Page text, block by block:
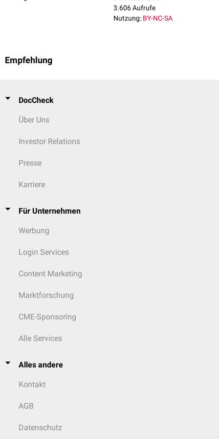
3.606 Aufrufe
Nutzung: BY-NC-SA
Empfehlung
DocCheck
Über Uns
Investor Relations
Presse
Karriere
Für Unternehmen
Werbung
Login Services
Content Marketing
Marktforschung
CME-Sponsoring
Alle Services
Alles andere
Kontakt
AGB
Datenschutz